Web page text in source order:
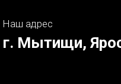
Наш адрес
г. Мытищи,